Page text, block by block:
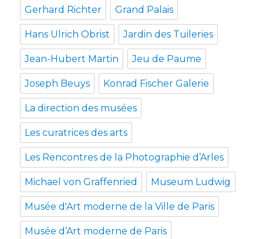
Gerhard Richter Grand Palais
Hans Ulrich Obrist Jardin des Tuileries
Jean-Hubert Martin Jeu de Paume
Joseph Beuys Konrad Fischer Galerie
La direction des musées
Les curatrices des arts
Les Rencontres de la Photographie d’Arles
Michael von Graffenried Museum Ludwig
Musée d'Art moderne de la Ville de Paris
Musée d’Art moderne de Paris